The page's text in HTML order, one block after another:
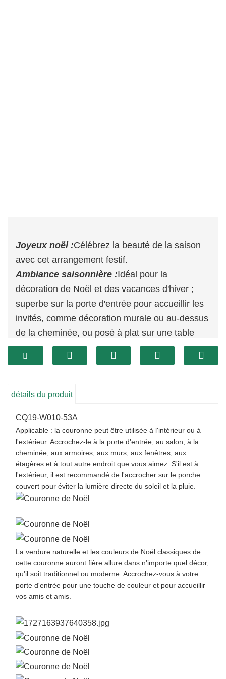
Joyeux noël :Célébrez la beauté de la saison
avec cet arrangement festif.
Ambiance saisonnière :Idéal pour la
décoration de Noël et des vacances d'hiver ;
superbe sur la porte d'entrée pour accueillir les
invités, comme décoration murale ou au-dessus
de la cheminée, ou posé à plat sur une table
comme début d'une pièce maîtresse
Célébrez Noël :
Améliorez la beauté de vos
jardin
détails du produit
CQ19-W010-53A
Applicable : la couronne peut être utilisée à l'intérieur ou à
l'extérieur. Accrochez-le à la porte d'entrée, au salon, à la
cheminée, aux armoires, aux murs, aux fenêtres, aux
étagères et à tout autre endroit que vous aimez. S'il est à
l'extérieur, il est recommandé de l'accrocher sur le porche
couvert pour éviter la lumière directe du soleil et la pluie.
La verdure naturelle et les couleurs de Noël classiques de
cette couronne auront fière allure dans n'importe quel décor,
qu'il soit traditionnel ou moderne. Accrochez-vous à votre
porte d'entrée pour une touche de couleur et pour accueillir
vos amis et amis.